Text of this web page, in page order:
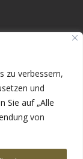
zu verbessern,
und
Sie auf „Alle
von